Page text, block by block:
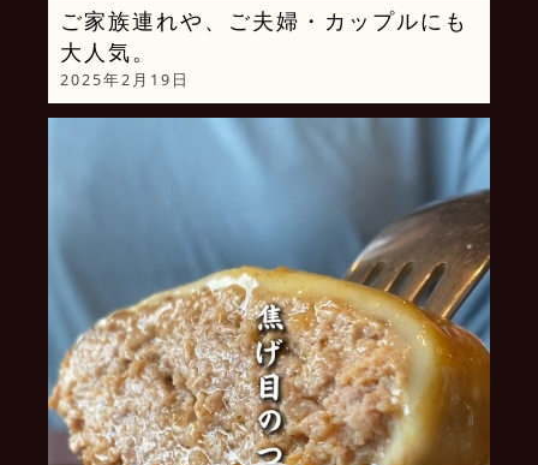
ご家族連れや、ご夫婦・カップルにも
大人気。
2025年2月19日
ヤ